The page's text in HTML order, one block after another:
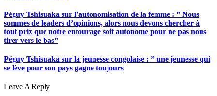
Péguy Tshisuaka sur l’autonomisation de la femme : ” Nous
sommes de leaders d’opinions, alors nous devons chercher à
tout prix que notre entourage soit autonome pour ne pas nous
tirer vers le bas”
Péguy Tshisuaka sur la jeunesse congolaise : ” une jeunesse qui
se lève pour son pays gagne toujours
Leave A Reply